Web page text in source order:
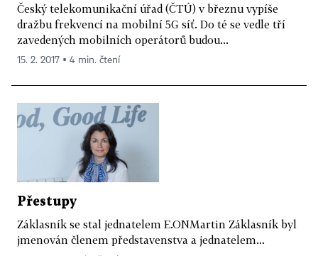
Český telekomunikační úřad (ČTÚ) v březnu vypíše
dražbu frekvencí na mobilní 5G síť. Do té se vedle tří
zavedených mobilních operátorů budou...
15. 2. 2017 ▪ 4 min. čtení
Přestupy
Záklasník se stal jednatelem E.ONMartin Záklasník byl
jmenován členem představenstva a jednatelem...